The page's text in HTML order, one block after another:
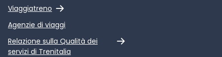
Viaggiatreno
Link esterno
Agenzie di viaggi
Relazione sulla Qualità dei
servizi di Trenitalia
Link esterno